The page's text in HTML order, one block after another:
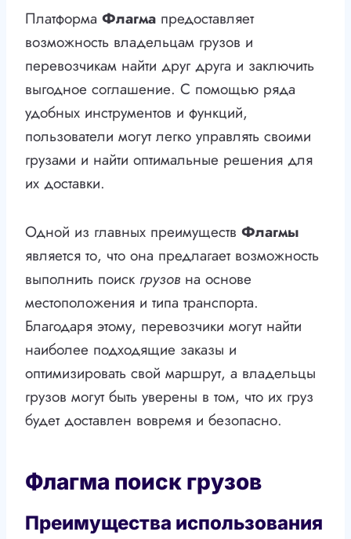
Платформа Флагма предоставляет
возможность владельцам грузов и
перевозчикам найти друг друга и заключить
выгодное соглашение. С помощью ряда
удобных инструментов и функций,
пользователи могут легко управлять своими
грузами и найти оптимальные решения для
их доставки.
Одной из главных преимуществ Флагмы
является то, что она предлагает возможность
выполнить поиск грузов на основе
местоположения и типа транспорта.
Благодаря этому, перевозчики могут найти
наиболее подходящие заказы и
оптимизировать свой маршрут, а владельцы
грузов могут быть уверены в том, что их груз
будет доставлен вовремя и безопасно.
Флагма поиск грузов
Преимущества использования